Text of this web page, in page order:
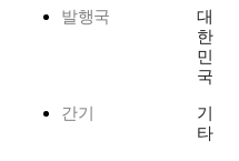
발행국
대
한
민
국
간기
기
타